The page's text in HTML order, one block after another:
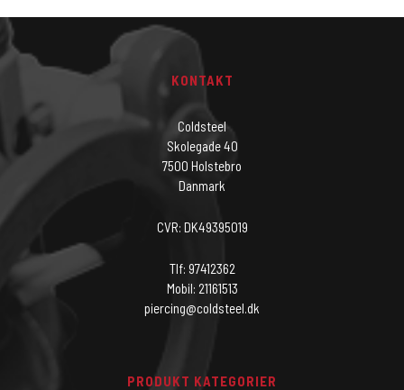
KONTAKT
Coldsteel
Skolegade 40
7500 Holstebro
Danmark
CVR: DK49395019
Tlf: 97412362
Mobil: 21161513
piercing@coldsteel.dk
PRODUKT KATEGORIER